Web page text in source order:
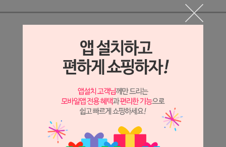
상세정보 새창 열기
상세 정보를 확대해 보실 수 있습니다.
※ 필독해주세요 ※
는 시세 변동에 따라 가격이 달라질 수 있으니
문의 후 주문 바랍니다.